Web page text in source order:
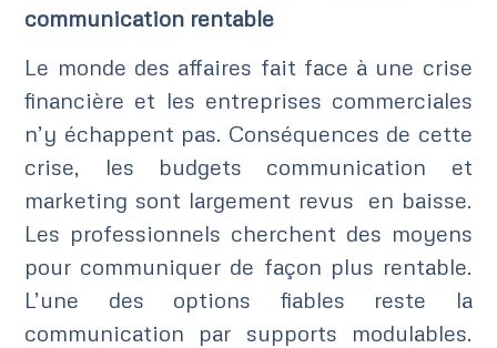
communication rentable
Le monde des affaires fait face à une crise
financière et les entreprises commerciales
n’y échappent pas. Conséquences de cette
crise, les budgets communication et
marketing sont largement revus en baisse.
Les professionnels cherchent des moyens
pour communiquer de façon plus rentable.
L’une des options fiables reste la
communication par supports modulables.